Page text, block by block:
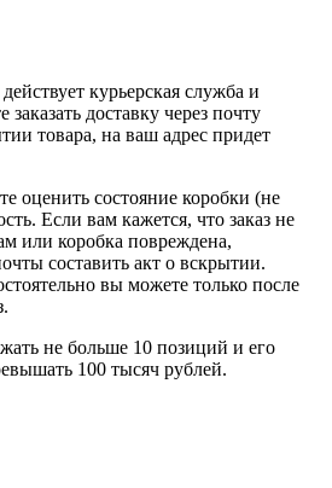
курьерская служба и
доставку через почту
товара, на ваш адрес придет
оценить состояние коробки (не
Если вам кажется, что заказ не
или коробка повреждена,
составить акт о вскрытии.
вы можете только после
не больше 10 позиций и его
100 тысяч рублей.